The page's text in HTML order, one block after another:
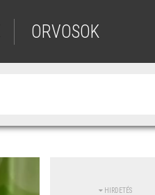
ORVOSOK
HIRDETÉS